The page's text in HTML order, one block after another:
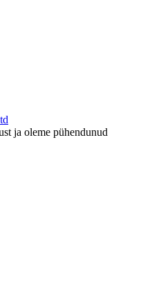
ja oleme pühendunud